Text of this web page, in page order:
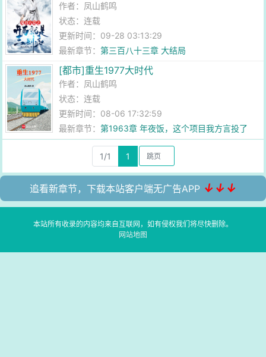
作者： 凤山鹤鸣
状态：连载
更新时间：09-28 03:13:29
最新章节：第三百八十三章 大结局
[都市]重生1977大时代
作者： 凤山鹤鸣
状态：连载
更新时间：08-06 17:32:59
最新章节：第1963章 年夜饭，这个项目我方言投了
1/1 1
追看新章节，下载本站客户端无广告APP ↓↓↓
本站所有收录的内容均来自互联网，如有侵权我们将尽快删除。
网站地图